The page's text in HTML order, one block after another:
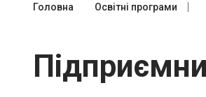
Головна Освітні програми